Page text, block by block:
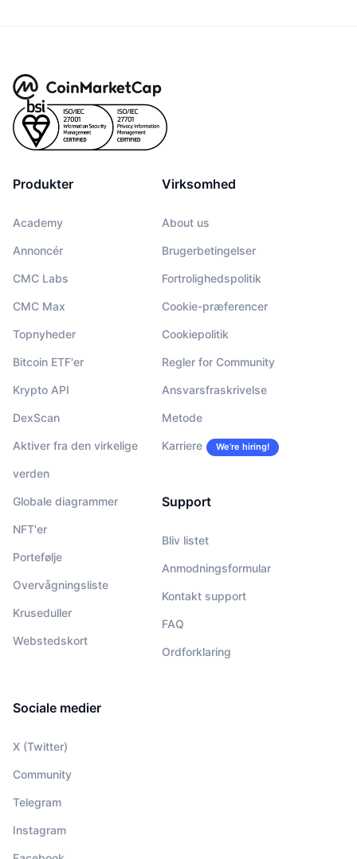
Produkter
Academy
Annoncér
CMC Labs
CMC Max
Topnyheder
Bitcoin ETF'er
Krypto API
DexScan
Aktiver fra den virkelige
verden
Globale diagrammer
NFT'er
Portefølje
Overvågningsliste
Kruseduller
Webstedskort
Virksomhed
About us
Brugerbetingelser
Fortrolighedspolitik
Cookie-præferencer
Cookiepolitik
Regler for Community
Ansvarsfraskrivelse
Metode
Karriere We’re hiring!
Support
Bliv listet
Anmodningsformular
Kontakt support
FAQ
Ordforklaring
Sociale medier
X (Twitter)
Community
Telegram
Instagram